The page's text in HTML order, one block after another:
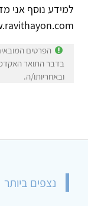
למידע נוסף אני
הפרטים
בדבר התואר האקדמי
ובאחריותו/ה.
נצפים ביותר